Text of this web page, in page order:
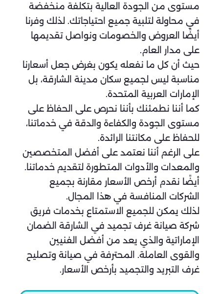
مستوى من الجودة العالية بتكلفة منخفضة
في محاولة لتلبية جميع احتياجاتك. لذلك وفرنا
أيضًا العروض والخصومات ونواصل تقديمها
على مدار العام.
حيث أن كل ما نفعله يكون بغرض جعل أسعارنا
مناسبة ليس لجميع سكان مدينة الشارقة، بل
الإمارات العربية المتحدة.
كما أننا نطمئنك بأننا نحرص على الحفاظ على
مستوى الجودة والكفاءة والدقة في خدماتنا،
للحفاظ على مكانتنا الرائدة.
على الرغم أننا نعتمد على أفضل المتخصصين
والمعدات والأدوات المتطورة لتقديم خدماتنا.
أيضًا نقدم أرخص الأسعار مقارنة بجميع
الشركات المنافسة في هذا المجال.
لذلك يمكن للجميع الاستمتاع بخدمات فريق
شركة صيانة غرف تجميد في الشارقة الضمان
الإماراتية والذي يعد من أفضل الفنيين
والقوى العاملة. المحترفة في صيانة وتصليح
غرف التبريد والتجميد بأرخص الأسعار.